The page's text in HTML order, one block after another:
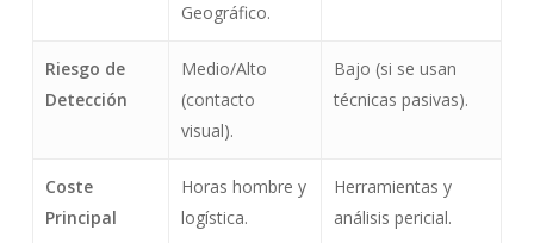
Geográfico.
Riesgo de
Detección
Medio/Alto
(contacto
visual).
Bajo (si se usan
técnicas pasivas).
Coste
Principal
Horas hombre y
logística.
Herramientas y
análisis pericial.